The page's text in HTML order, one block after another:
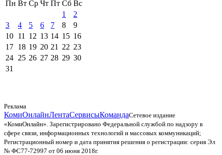
Пн Вт Ср Чт Пт Сб Вс
1
2
3
4 5 6 7 8
9
10 11 12 13 14 15 16
17 18 19 20 21 22 23
24 25 26 27 28 29 30
31
Реклама
КомиОнлайнЛентаСервисыКомандаСетевое издание
«КомиОнлайн». Зарегистрировано Федеральной службой по надзору в
сфере связи, информационных технологий и массовых коммуникаций;
Регистрационный номер и дата принятия решения о регистрации: серия Эл
№ ФС77-72997 от 06 июня 2018г.